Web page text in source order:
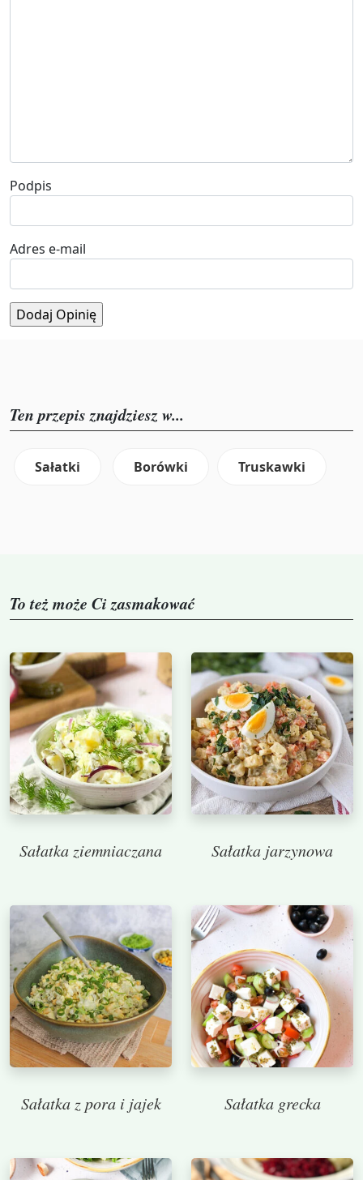
Podpis
Adres e-mail
Ten przepis znajdziesz w...
Sałatki Borówki Truskawki
To też może Ci zasmakować
Sałatka ziemniaczana Sałatka jarzynowa
Sałatka z pora i jajek Sałatka grecka